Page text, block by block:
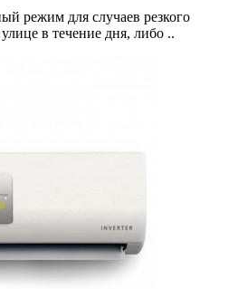
режим для случаев резкого
в течение дня, либо ..